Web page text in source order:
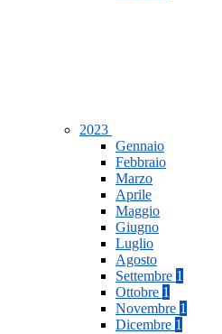
2023
Gennaio
Febbraio
Marzo
Aprile
Maggio
Giugno
Luglio
Agosto
Settembre 1
Ottobre 1
Novembre 1
Dicembre 1